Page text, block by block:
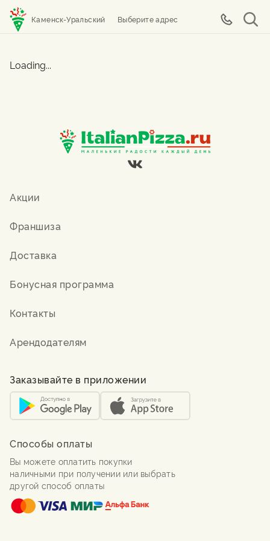
Каменск-Уральский Выберите адрес
Loading...
Акции
Франшиза
Доставка
Бонусная программа
Контакты
Арендодателям
Заказывайте в приложении
Способы оплаты
Вы можете оплатить покупки
наличными при получении или выбрать
другой способ оплаты